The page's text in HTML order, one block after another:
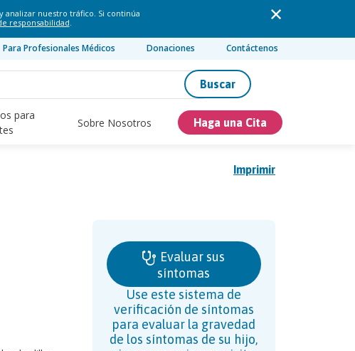
analizar nuestro tráfico. Si continúa
responsabilidad.
Para Profesionales Médicos Donaciones Contáctenos
Buscar
para
Sobre Nosotros Haga una Cita
Imprimir
Evaluar sus
síntomas
Use este sistema de
verificación de síntomas
para evaluar la gravedad
de los síntomas de su hijo,